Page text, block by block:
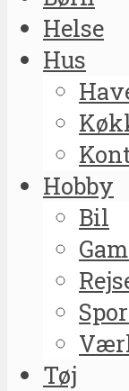
Helse
Hus
Hobby
Bil
Tøj